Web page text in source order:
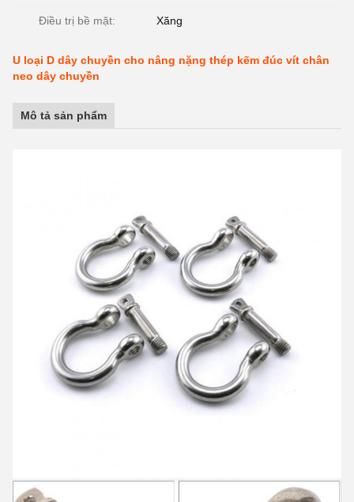
Điều trị bề mặt: Xăng
U loại D dây chuyền cho nâng nặng thép kẽm đúc vít chân
neo dây chuyền
Mô tả sản phẩm